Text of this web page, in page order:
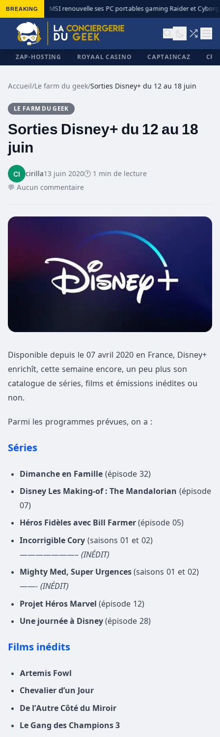
BREAKING MSI renouvelle ses PC portables gaming Raider et Cyborg
ZAP-HOSTING ROYAAL CASINO CAPTAINCAZ
Accueil/Le farm du geek/Sorties Disney+ du 12 au 18 juin
LE FARM DU GEEK
Sorties Disney+ du 12 au 18
juin
cirilla13 juin 2020🕐 1 min de lecture
💬 Aucun commentaire
Disponible depuis le 07 avril 2020 en France, Disney+
enrichît, cette semaine encore, un peu plus son
catalogue de séries, films et émissions inédites ou
non.
Parmi les programmes prévues, on a :
Séries
Dimanche en Famille (épisode 32)
Disney Les Making-of : The Mandalorian (épisode
07)
Héros Fidèles avec Bill Farmer (épisode 05)
Incorrigible Cory (saisons 01 et 02)
———————– (INÉDIT)
Mighty Med, Super Urgences (saisons 01 et 02)
——- (INÉDIT)
Projet Héros Marvel (épisode 12)
Une journée à Disney (épisode 28)
Films inédits
Artemis Fowl
Chevalier d’un Jour
De l’Autre Côté du Miroir
Le Gang des Champions 3